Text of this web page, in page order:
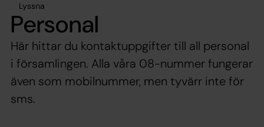
Lyssna
Personal
Här hittar du kontaktuppgifter till all personal
i församlingen. Alla våra 08-nummer fungerar
även som mobilnummer, men tyvärr inte för
sms.